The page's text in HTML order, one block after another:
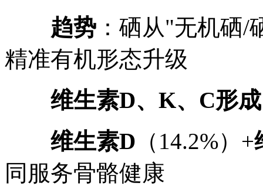
趋势 ：硒从"无机硒
精准有机形态升级
维生素D、K、C形
维生素D （14.2%）+
同服务骨骼健康